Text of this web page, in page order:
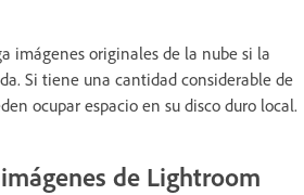
imágenes originales de la nube si la
Si tiene una cantidad considerable de
ocupar espacio en su disco duro local.
de Lightroom